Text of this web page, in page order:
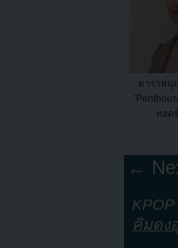
ดาราหนุ่
ทอด
←
คิมดง